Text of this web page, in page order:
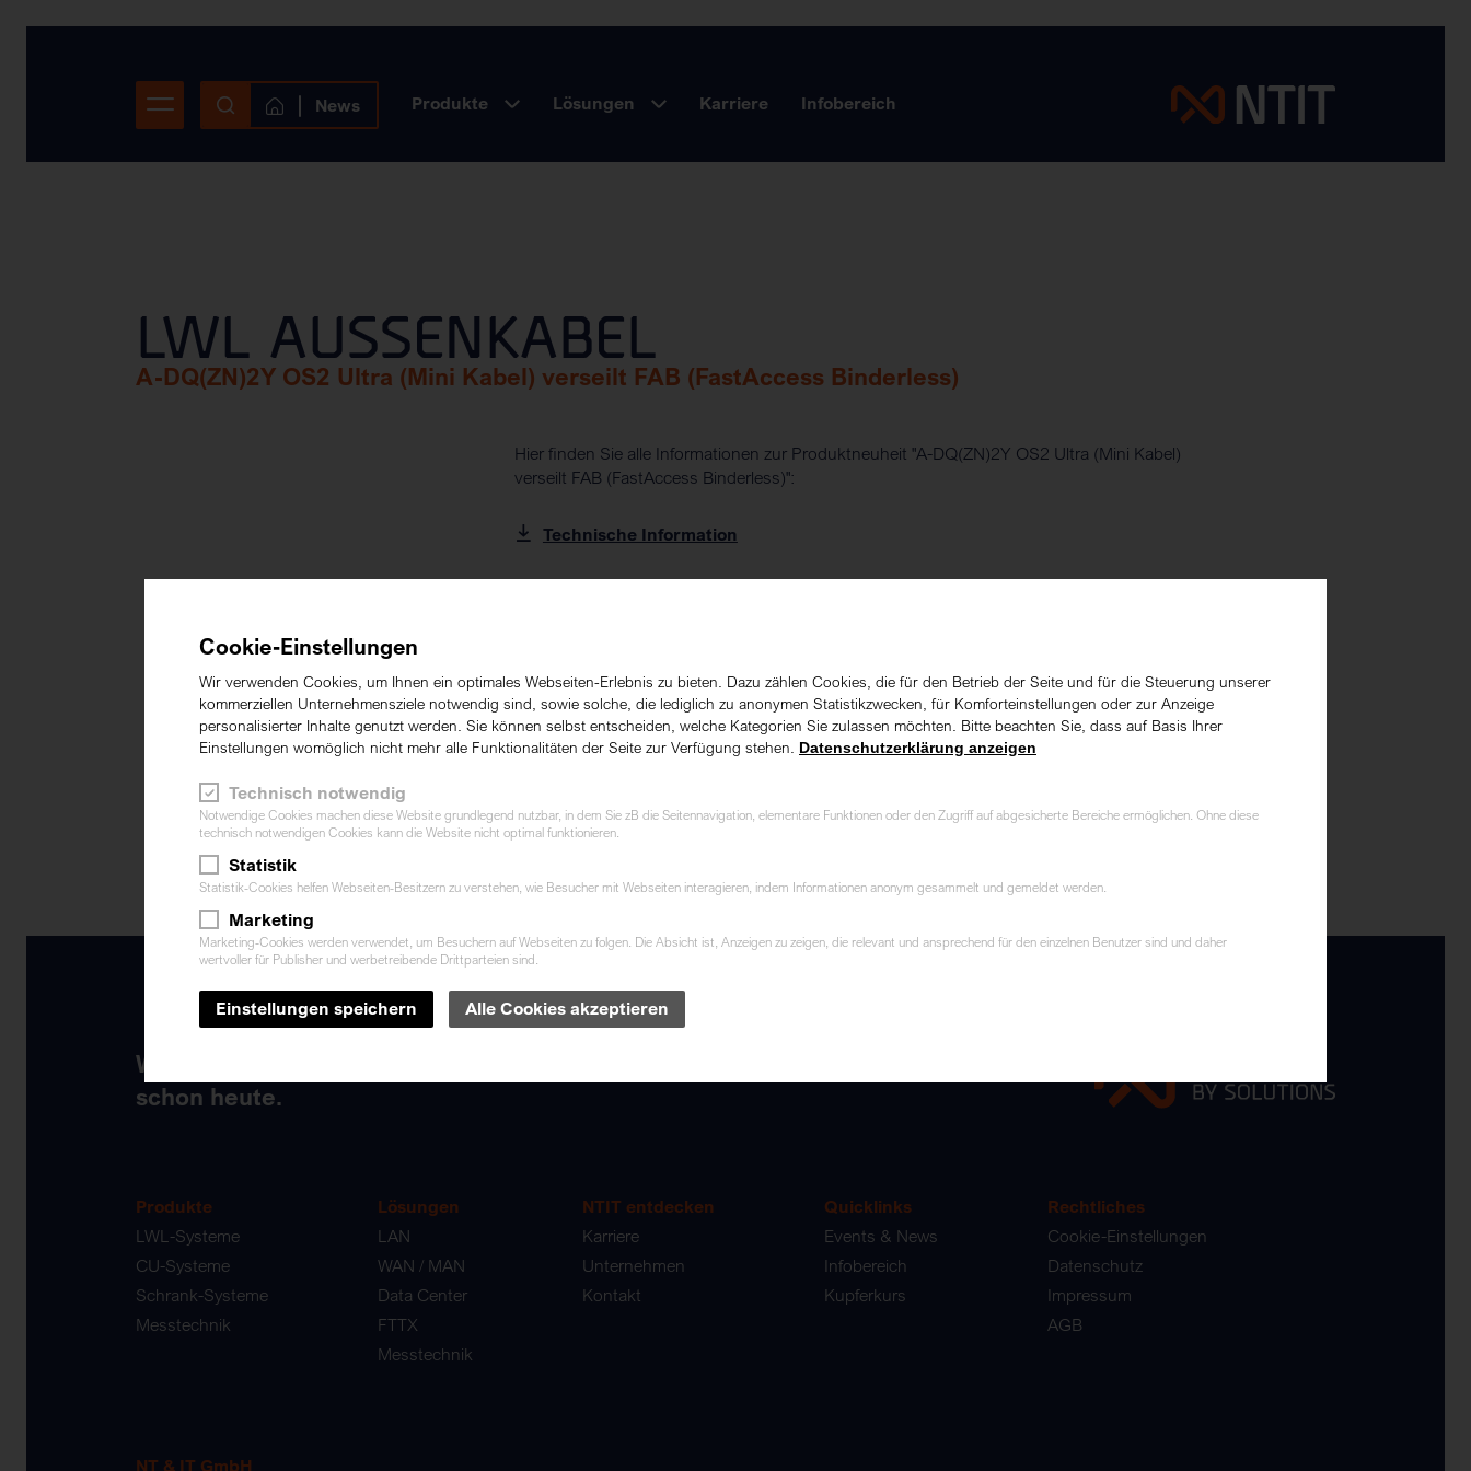
News Produkte Lösungen Karriere Infobereich
LWL AUSSENKABEL
A-DQ(ZN)2Y OS2 Ultra (Mini Kabel) verseilt FAB (FastAccess Binderless)
Hier finden Sie alle Informationen zur Produktneuheit "A-DQ(ZN)2Y OS2 Ultra (Mini Kabel)
verseilt FAB (FastAccess Binderless)":
Technische Information
Wir gestalten die Netze der Zukunft
schon heute.
Produkte
LWL-Systeme
CU-Systeme
Schrank-Systeme
Messtechnik
Lösungen
LAN
WAN / MAN
Data Center
FTTX
Messtechnik
NTIT entdecken
Karriere
Unternehmen
Kontakt
Quicklinks
Events & News
Infobereich
Kupferkurs
Rechtliches
Cookie-Einstellungen
Datenschutz
Impressum
AGB
NT & IT GmbH
Cookie-Einstellungen
Wir verwenden Cookies, um Ihnen ein optimales Webseiten-Erlebnis zu bieten. Dazu zählen Cookies, die für den Betrieb der Seite und für die Steuerung unserer
kommerziellen Unternehmensziele notwendig sind, sowie solche, die lediglich zu anonymen Statistikzwecken, für Komforteinstellungen oder zur Anzeige
personalisierter Inhalte genutzt werden. Sie können selbst entscheiden, welche Kategorien Sie zulassen möchten. Bitte beachten Sie, dass auf Basis Ihrer
Einstellungen womöglich nicht mehr alle Funktionalitäten der Seite zur Verfügung stehen. Datenschutzerklärung anzeigen
Technisch notwendig
Notwendige Cookies machen diese Website grundlegend nutzbar, in dem Sie zB die Seitennavigation, elementare Funktionen oder den Zugriff auf abgesicherte Bereiche ermöglichen. Ohne diese
technisch notwendigen Cookies kann die Website nicht optimal funktionieren.
Statistik
Statistik-Cookies helfen Webseiten-Besitzern zu verstehen, wie Besucher mit Webseiten interagieren, indem Informationen anonym gesammelt und gemeldet werden.
Marketing
Marketing-Cookies werden verwendet, um Besuchern auf Webseiten zu folgen. Die Absicht ist, Anzeigen zu zeigen, die relevant und ansprechend für den einzelnen Benutzer sind und daher
wertvoller für Publisher und werbetreibende Drittparteien sind.
Einstellungen speichern Alle Cookies akzeptieren